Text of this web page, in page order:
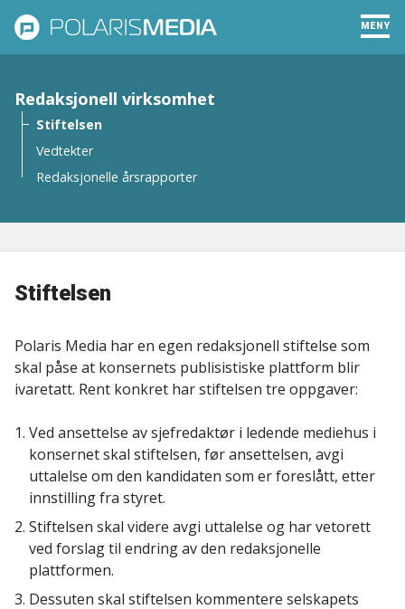
MENY
Redaksjonell virksomhet
Stiftelsen
Vedtekter
Redaksjonelle årsrapporter
Stiftelsen
Polaris Media har en egen redaksjonell stiftelse som
skal påse at konsernets publisistiske plattform blir
ivaretatt. Rent konkret har stiftelsen tre oppgaver:
Ved ansettelse av sjefredaktør i ledende mediehus i
konsernet skal stiftelsen, før ansettelsen, avgi
uttalelse om den kandidaten som er foreslått, etter
innstilling fra styret.
Stiftelsen skal videre avgi uttalelse og har vetorett
ved forslag til endring av den redaksjonelle
plattformen.
Dessuten skal stiftelsen kommentere selskapets